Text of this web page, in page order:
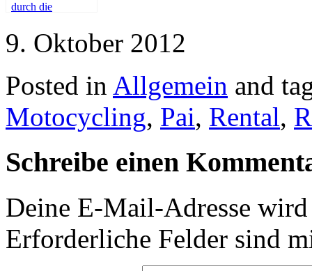
durch die
9. Oktober 2012
Posted in Allgemein and
Motocycling, Pai, Rental,
Schreibe einen
Deine E-Mail-Adresse
Erforderliche Felder sind